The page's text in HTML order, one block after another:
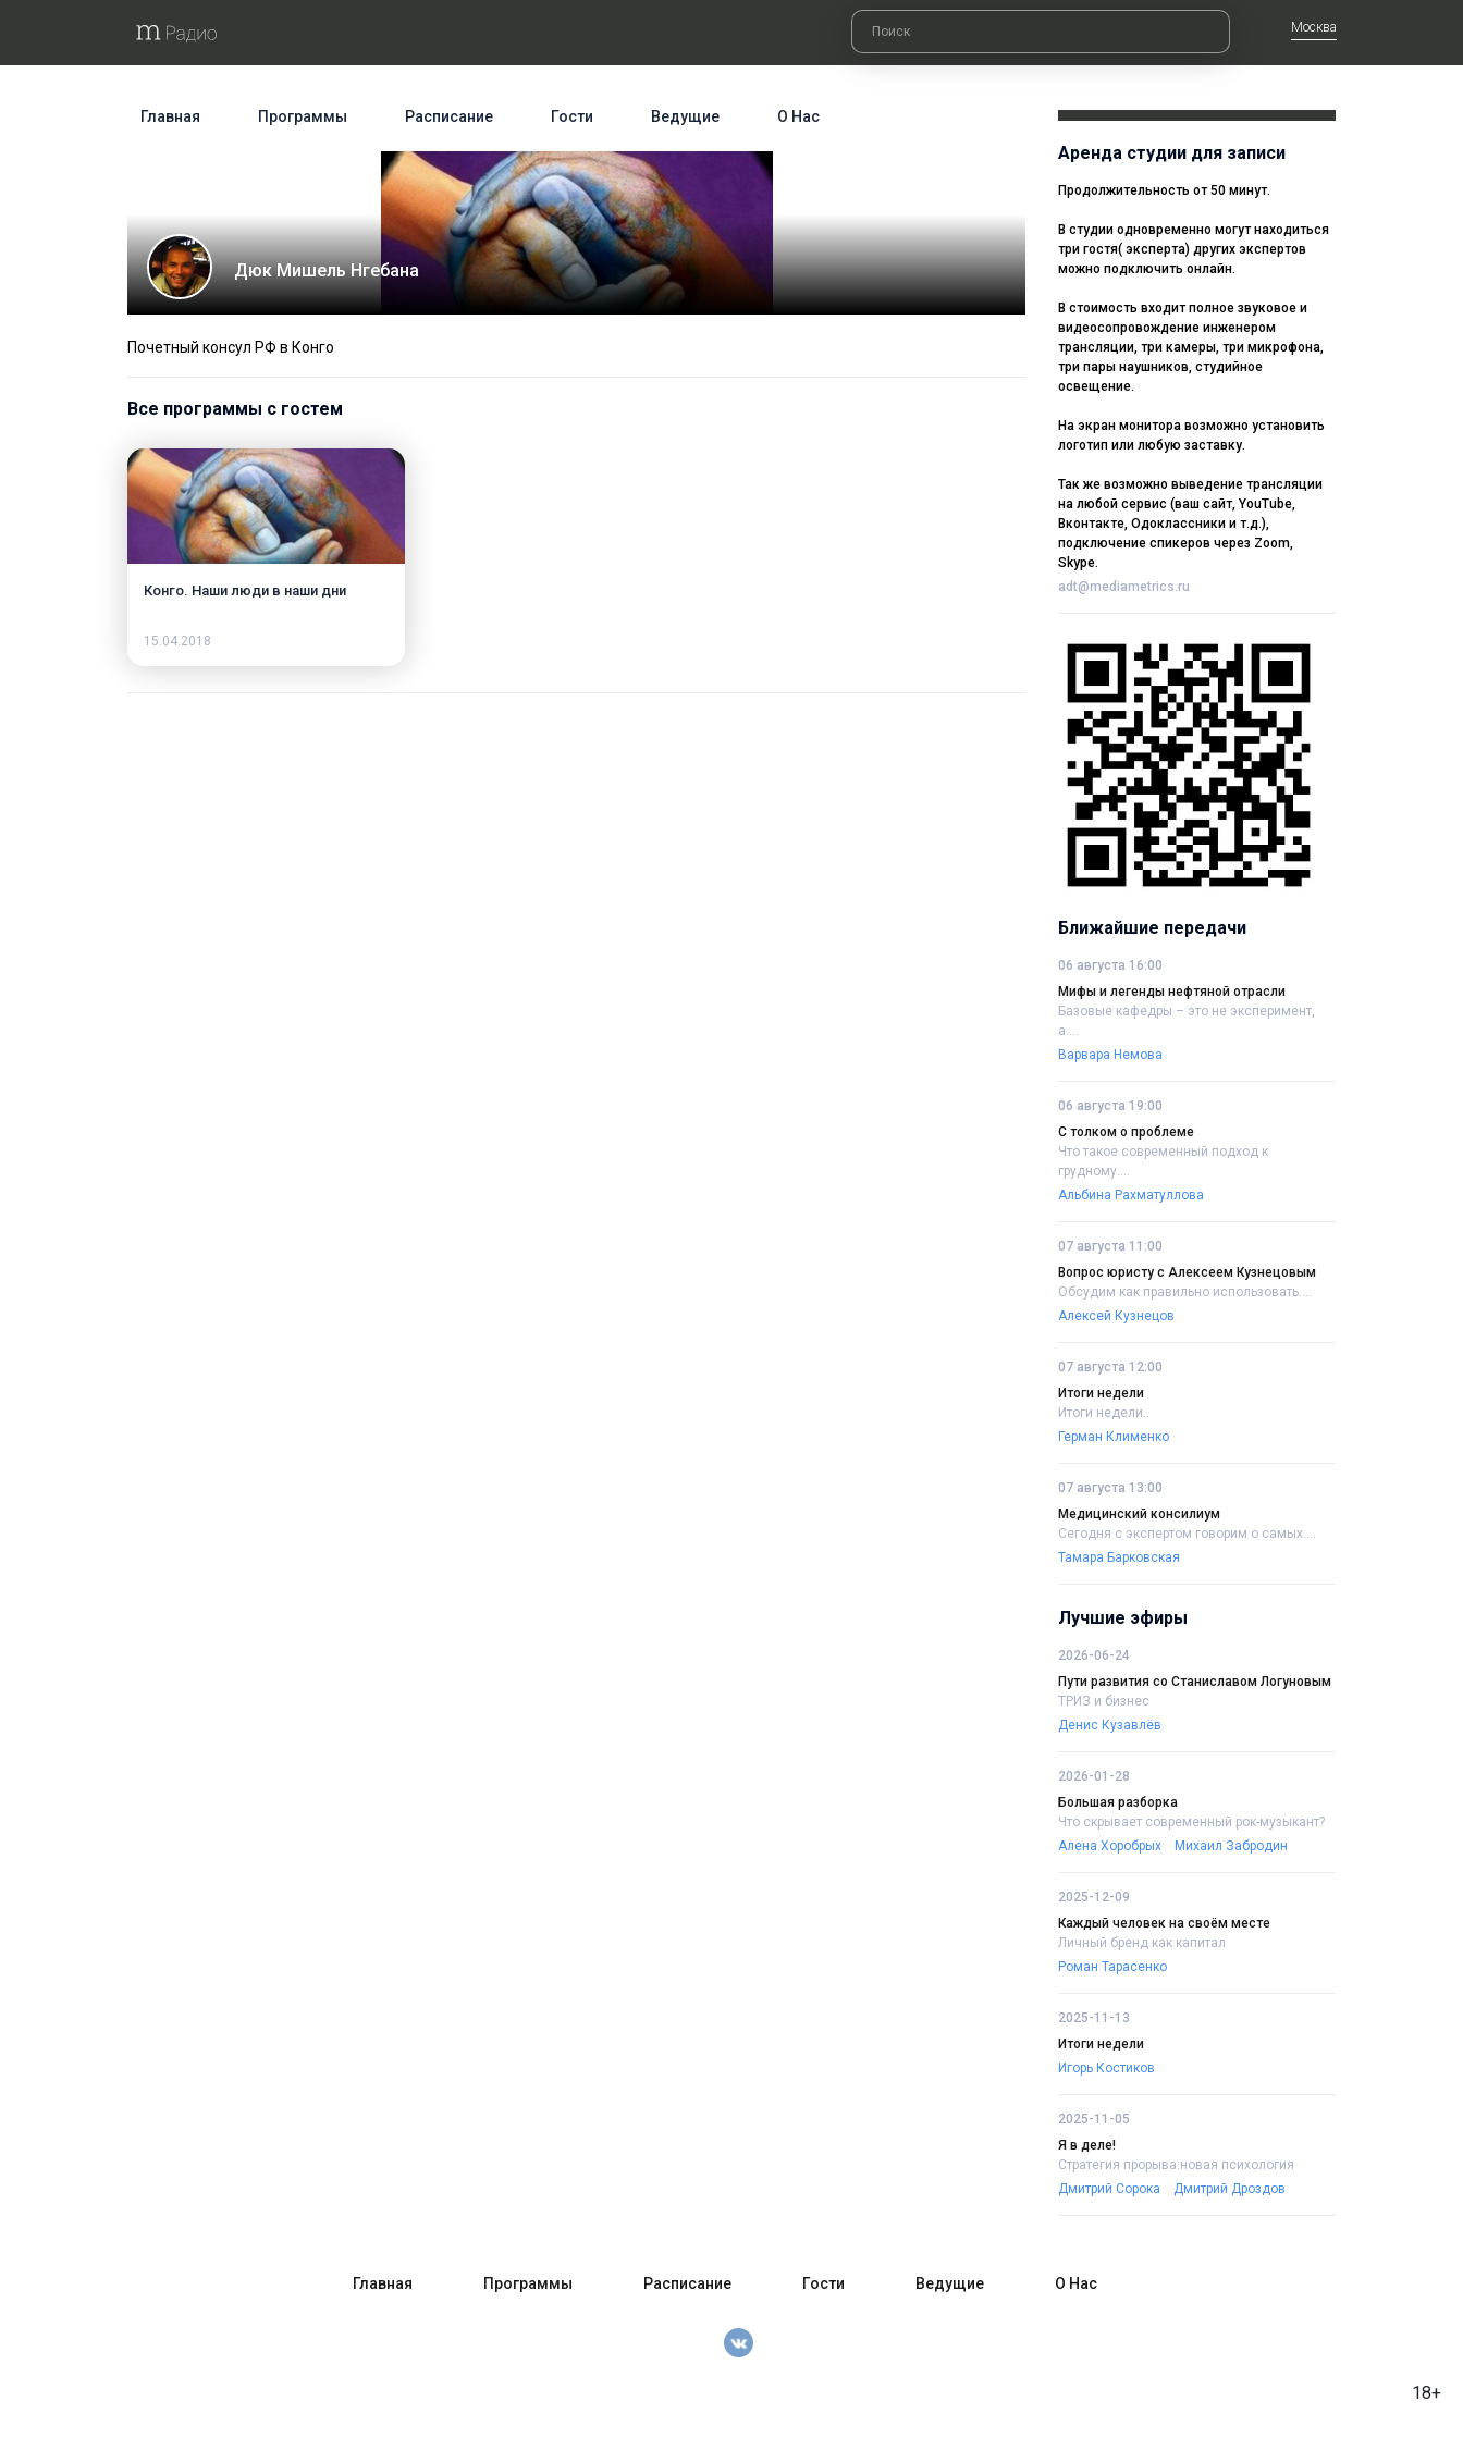
Москва
Главная Программы Расписание Гости Ведущие О Нас
Дюк Мишель Нгебана
Почетный консул РФ в Конго
Все программы с гостем
Конго. Наши люди в наши дни
15.04.2018
Аренда студии для записи
Продолжительность от 50 минут.
В студии одновременно могут находиться
три гостя( эксперта) других экспертов
можно подключить онлайн.
В стоимость входит полное звуковое и
видеосопровождение инженером
трансляции, три камеры, три микрофона,
три пары наушников, студийное
освещение.
На экран монитора возможно установить
логотип или любую заставку.
Так же возможно выведение трансляции
на любой сервис (ваш сайт, YouTube,
Вконтакте, Одоклассники и т.д.),
подключение спикеров через Zoom,
Skype.
adt@mediametrics.ru
Ближайшие передачи
06 августа 16:00
Мифы и легенды нефтяной отрасли
Базовые кафедры – это не эксперимент,
а....
Варвара Немова
06 августа 19:00
С толком о проблеме
Что такое современный подход к
грудному....
Альбина Рахматуллова
07 августа 11:00
Вопрос юристу с Алексеем Кузнецовым
Обсудим как правильно использовать....
Алексей Кузнецов
07 августа 12:00
Итоги недели
Итоги недели..
Герман Клименко
07 августа 13:00
Медицинский консилиум
Сегодня с экспертом говорим о самых....
Тамара Барковская
Лучшие эфиры
2026-06-24
Пути развития со Станиславом Логуновым
ТРИЗ и бизнес
Денис Кузавлёв
2026-01-28
Большая разборка
Что скрывает современный рок-музыкант?
Алена Хоробрых
Михаил Забродин
2025-12-09
Каждый человек на своём месте
Личный бренд как капитал
Роман Тарасенко
2025-11-13
Итоги недели
Игорь Костиков
2025-11-05
Я в деле!
Стратегия прорыва:новая психология
Дмитрий Сорока
Дмитрий Дроздов
18+
Главная Программы Расписание Гости Ведущие О Нас